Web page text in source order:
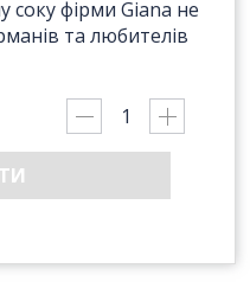
соку фірми Giana не
та любителів